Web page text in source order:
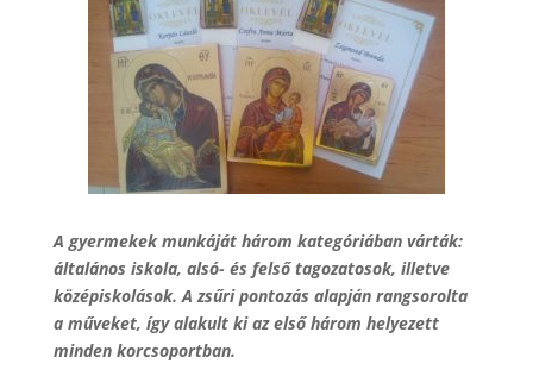
A gyermekek munkáját három kategóriában várták:
általános iskola, alsó- és felső tagozatosok, illetve
középiskolások. A zsűri pontozás alapján rangsorolta
a műveket, így alakult ki az első három helyezett
minden korcsoportban.